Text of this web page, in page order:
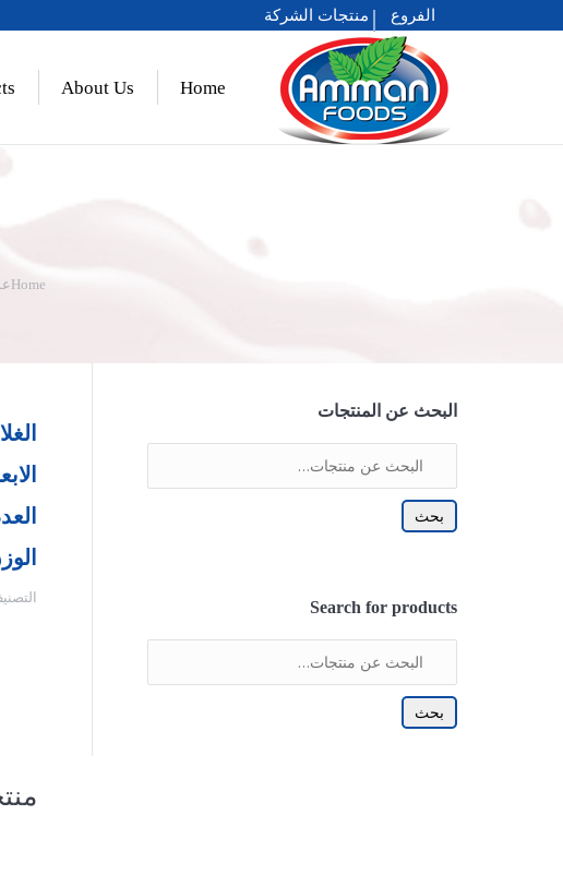
الفروع
عمان 2021
حلو عمان
منتجات الشركة
Home
About Us
Home
البحث عن المنتجات
بحث
Search for products
بحث